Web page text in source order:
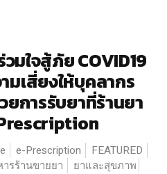
มใจสู้ภัย COVID19
เสี่ยงให้บุคลากร
การรับยาที่ร้านยา
e-Prescription
FEATURED
รร้านขายยา ยาและสุขภาพ